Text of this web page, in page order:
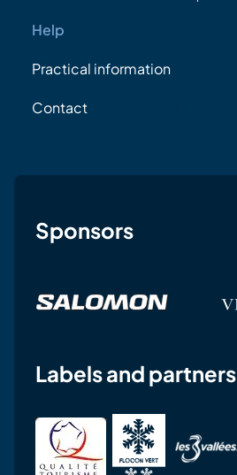
Help
Practical information
Contact
Sponsors
Labels and partners